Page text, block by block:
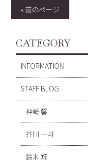
« 前のページ
CATEGORY
INFORMATION
STAFF BLOG
神崎 馨
芥川 一斗
鈴木 翔